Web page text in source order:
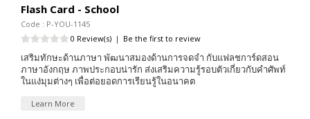
Flash Card - School
Code : P-YOU-1145
0 Review(s) | Be the first to review
เสริมทักษะด้านภาษา พัฒนาสมองด้านการจดจำ กับแฟลชการ์ดสอน
ภาษาอังกฤษ ภาพประกอบน่ารัก ส่งเสริมความรู้รอบตัวเกี่ยวกับคำศัพท์
ในแง่มุมต่างๆ เพื่อต่อยอดการเรียนรู้ในอนาคต
Learn More